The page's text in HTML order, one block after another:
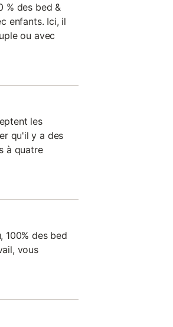
% des bed &
enfants. Ici, il
ou avec
les
qu'il y a des
à quatre
100% des bed
vous